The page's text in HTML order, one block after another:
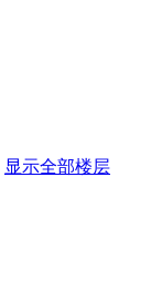
显示全部楼层